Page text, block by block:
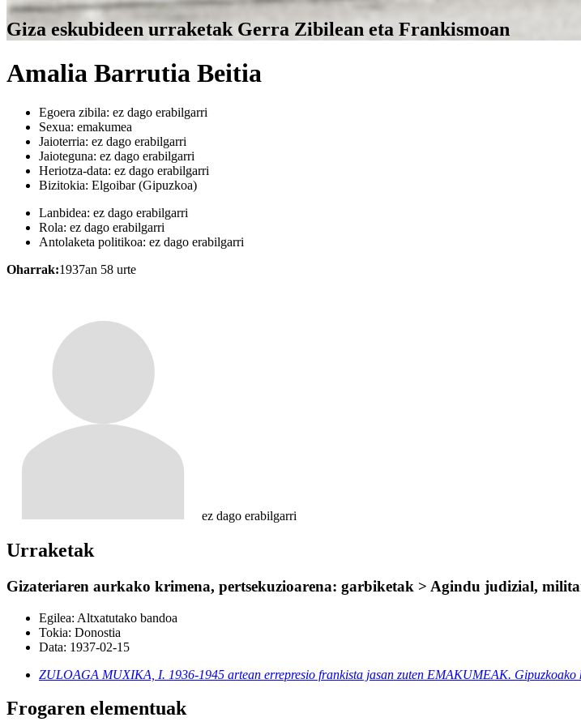
Giza eskubideen urraketak Gerra Zibilean eta Frankismoan
Amalia Barrutia Beitia
Egoera zibila: ez dago erabilgarri
Sexua: emakumea
Jaioterria: ez dago erabilgarri
Jaioteguna: ez dago erabilgarri
Heriotza-data: ez dago erabilgarri
Bizitokia: Elgoibar (Gipuzkoa)
Lanbidea: ez dago erabilgarri
Rola: ez dago erabilgarri
Antolaketa politikoa: ez dago erabilgarri
Oharrak:1937an 58 urte
ez dago erabilgarri
Urraketak
Gizateriaren aurkako krimena, pertsekuzioarena: garbiketak > Agindu judizial,
Egilea: Altxatutako bandoa
Tokia: Donostia
Data: 1937-02-15
ZULOAGA MUXIKA, I. 1936-1945 artean errepresio frankista jasan zuten EMAKUMEAK. Gipuzkoako
Frogaren elementuak